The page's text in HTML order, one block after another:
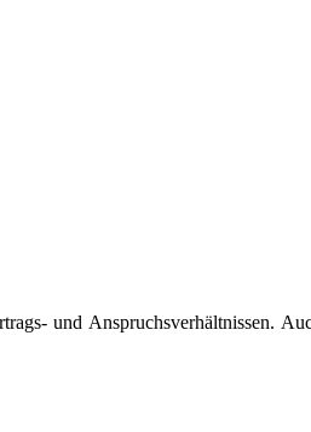
und Anspruchsverhältnissen.